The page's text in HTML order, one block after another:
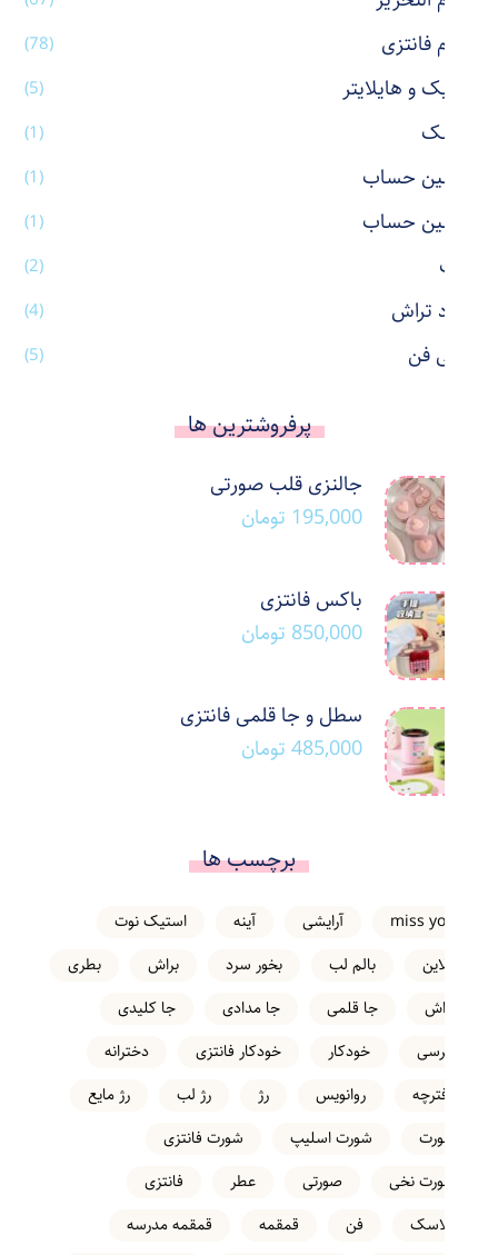
لوازم فانتزی (78)
ماژیک و هایلایتر (5)
ماسک (1)
ماشین حساب (1)
ماشین حساب (1)
ماگ (2)
مداد تراش (4)
مینی فن (5)
پرفروشترین ها
جالنزی قلب صورتی
195,000 تومان
باکس فانتزی
850,000 تومان
سطل و جا قلمی فانتزی
485,000 تومان
برچسب ها
miss you آرایشی آینه
استیک نوت
انلاین
بالم لب بخور سرد براش
بطری
تراش
جا قلمی جا مدادی
جا کلیدی
خرسی
خودکار خودکار فانتزی
دخترانه
دفترچه
روانویس رژ رژ لب
رژ مایع
شورت
شورت اسلیپ
شورت فانتزی
شورت نخی
صورتی عطر
فانتزی
فلاسک
فن قمقمه
قمقمه مدرسه